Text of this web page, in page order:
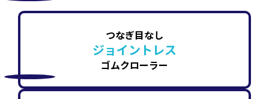
つなぎ目なし
ジョイントレス
ゴムクローラー